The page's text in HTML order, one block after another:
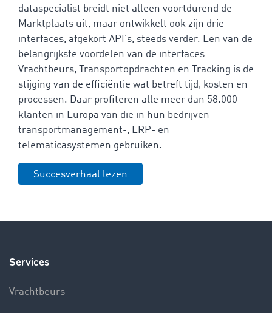
dataspecialist breidt niet alleen voortdurend de
Marktplaats uit, maar ontwikkelt ook zijn drie
interfaces, afgekort API's, steeds verder. Een van de
belangrijkste voordelen van de interfaces
Vrachtbeurs, Transportopdrachten en Tracking is de
stijging van de efficiëntie wat betreft tijd, kosten en
processen. Daar profiteren alle meer dan 58.000
klanten in Europa van die in hun bedrijven
transportmanagement-, ERP- en
telematicasystemen gebruiken.
Succesverhaal lezen
Services
Vrachtbeurs